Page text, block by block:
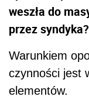
weszła do
przez syndyka?
Warunkiem
czynności jest
elementów.